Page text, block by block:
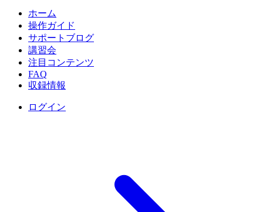
ホーム
操作ガイド
サポートブログ
講習会
注目コンテンツ
FAQ
収録情報
ログイン